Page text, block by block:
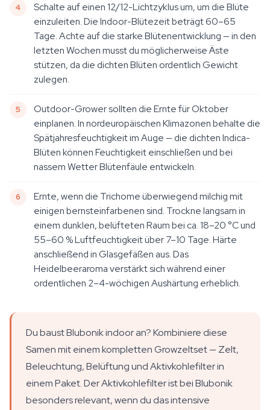
Schalte auf einen 12/12-Lichtzyklus um, um die Blüte
einzuleiten. Die Indoor-Blütezeit beträgt 60–65
Tage. Achte auf die starke Blütenentwicklung — in den
letzten Wochen musst du möglicherweise Äste
stützen, da die dichten Blüten ordentlich Gewicht
zulegen.
Outdoor-Grower sollten die Ernte für Oktober
einplanen. In nordeuropäischen Klimazonen behalte die
Spätjahresfeuchtigkeit im Auge — die dichten Indica-
Blüten können Feuchtigkeit einschließen und bei
nassem Wetter Blütenfäule entwickeln.
Ernte, wenn die Trichome überwiegend milchig mit
einigen bernsteinfarbenen sind. Trockne langsam in
einem dunklen, belüfteten Raum bei ca. 18–20 °C und
55–60 % Luftfeuchtigkeit über 7–10 Tage. Härte
anschließend in Glasgefäßen aus. Das
Heidelbeeraroma verstärkt sich während einer
ordentlichen 2–4-wöchigen Aushärtung erheblich.
Du baust Blubonik indoor an? Kombiniere diese
Samen mit einem kompletten Growzeltset — Zelt,
Beleuchtung, Belüftung und Aktivkohlefilter in
einem Paket. Der Aktivkohlefilter ist bei Blubonik
besonders relevant, wenn du das intensive